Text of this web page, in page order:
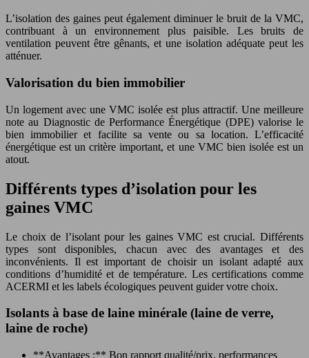
L’isolation des gaines peut également diminuer le bruit de la VMC,
contribuant à un environnement plus paisible. Les bruits de
ventilation peuvent être gênants, et une isolation adéquate peut les
atténuer.
Valorisation du bien immobilier
Un logement avec une VMC isolée est plus attractif. Une meilleure
note au Diagnostic de Performance Énergétique (DPE) valorise le
bien immobilier et facilite sa vente ou sa location. L’efficacité
énergétique est un critère important, et une VMC bien isolée est un
atout.
Différents types d’isolation pour les
gaines VMC
Le choix de l’isolant pour les gaines VMC est crucial. Différents
types sont disponibles, chacun avec des avantages et des
inconvénients. Il est important de choisir un isolant adapté aux
conditions d’humidité et de température. Les certifications comme
ACERMI et les labels écologiques peuvent guider votre choix.
Isolants à base de laine minérale (laine de verre,
laine de roche)
**Avantages :** Bon rapport qualité/prix, performances